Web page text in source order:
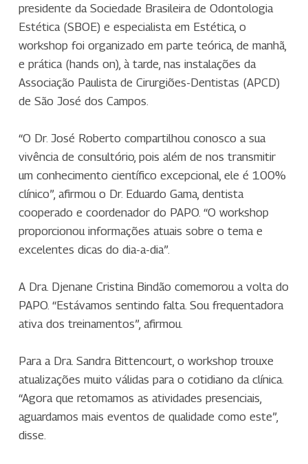
presidente da Sociedade Brasileira de Odontologia
Estética (SBOE) e especialista em Estética, o
workshop foi organizado em parte teórica, de manhã,
e prática (hands on), à tarde, nas instalações da
Associação Paulista de Cirurgiões-Dentistas (APCD)
de São José dos Campos.
“O Dr. José Roberto compartilhou conosco a sua
vivência de consultório, pois além de nos transmitir
um conhecimento científico excepcional, ele é 100%
clínico”, afirmou o Dr. Eduardo Gama, dentista
cooperado e coordenador do PAPO. “O workshop
proporcionou informações atuais sobre o tema e
excelentes dicas do dia-a-dia”.
A Dra. Djenane Cristina Bindão comemorou a volta do
PAPO. “Estávamos sentindo falta. Sou frequentadora
ativa dos treinamentos”, afirmou.
Para a Dra. Sandra Bittencourt, o workshop trouxe
atualizações muito válidas para o cotidiano da clínica.
“Agora que retomamos as atividades presenciais,
aguardamos mais eventos de qualidade como este”,
disse.